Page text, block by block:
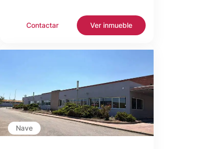
Contactar Ver inmueble
Nave